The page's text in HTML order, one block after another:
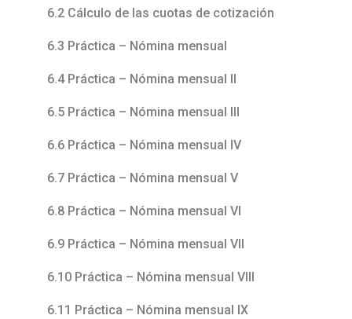
6.2 Cálculo de las cuotas de cotización
6.3 Práctica – Nómina mensual
6.4 Práctica – Nómina mensual II
6.5 Práctica – Nómina mensual III
6.6 Práctica – Nómina mensual IV
6.7 Práctica – Nómina mensual V
6.8 Práctica – Nómina mensual VI
6.9 Práctica – Nómina mensual VII
6.10 Práctica – Nómina mensual VIII
6.11 Práctica – Nómina mensual IX